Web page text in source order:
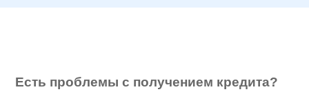
Есть проблемы с получением кредита?